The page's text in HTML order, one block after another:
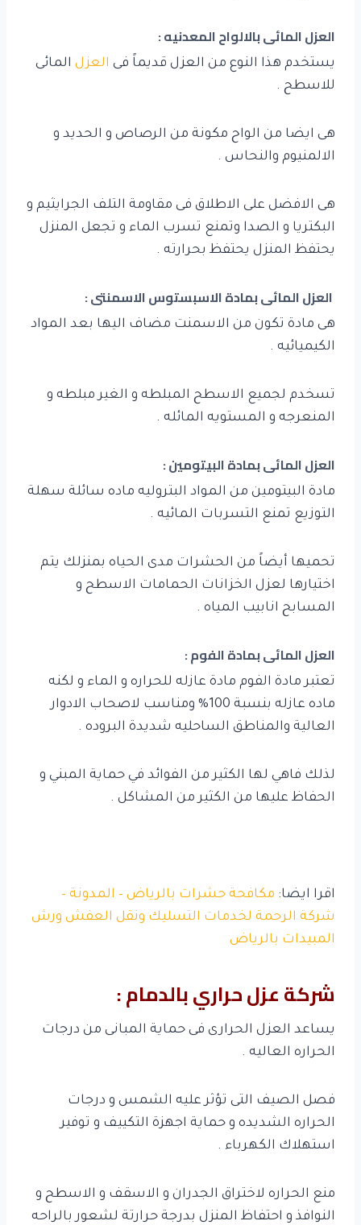
العزل المائى بالالواح المعدنيه :
يستخدم هذا النوع من العزل قديماً فى العزل المائى
للاسطح .
هى ايضا من الواح مكونة من الرصاص و الحديد و
الالمنيوم والنحاس .
هى الافضل على الاطلاق فى مقاومة التلف الجرايثيم و
البكتريا و الصدا وتمنع تسرب الماء و تجعل المنزل
يحتفظ المنزل يحتفظ بحرارته .
العزل المائى بمادة الاسبستوس الاسمنتى :
هى مادة تكون من الاسمنت مضاف اليها بعد المواد
الكيميائيه .
تسخدم لجميع الاسطح المبلطه و الغير مبلطه و
المنعرجه و المستويه المائله .
العزل المائى بمادة البيتومين :
مادة البيتومين من المواد البتروليه ماده سائلة سهلة
التوزيع تمنع التسربات المائيه .
تحميها أيضاً من الحشرات مدى الحياه بمنزلك يتم
اختيارها لعزل الخزانات الحمامات الاسطح و
المسابح انابيب المياه .
العزل المائى بمادة الفوم :
تعتبر مادة الفوم مادة عازله للحراره و الماء و لكنه
ماده عازله بنسبة 100% ومناسب لاصحاب الادوار
العالية والمناطق الساحليه شديدة البروده .
لذلك فاهي لها الكثير من الفوائد في حماية المبني و
الحفاظ عليها من الكثير من المشاكل .
اقرا ايضا: مكافحة حشرات بالرياض – المدونة –
شركة الرحمة لخدمات التسليك ونقل العفش ورش
المبيدات بالرياض
شركة عزل حراري بالدمام :
يساعد العزل الحرارى فى حماية المبانى من درجات
الحراره العاليه .
فصل الصيف التى تؤثر عليه الشمس و درجات
الحراره الشديده و حماية اجهزة التكييف و توفير
استهلاك الكهرباء .
منع الحراره لاختراق الجدران و الاسقف و الاسطح و
النوافذ و احتفاظ المنزل بدرجة حرارتة لشعور بالراحه